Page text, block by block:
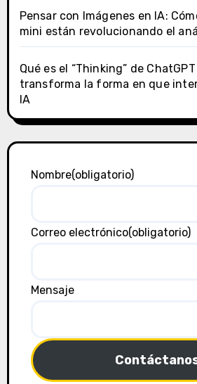
Pensar con Imágenes en IA:
mini están revolucionando el
Qué es el “Thinking” de
transforma la forma en que
IA
Nombre(obligatorio)
Correo electrónico(obligatorio)
Mensaje